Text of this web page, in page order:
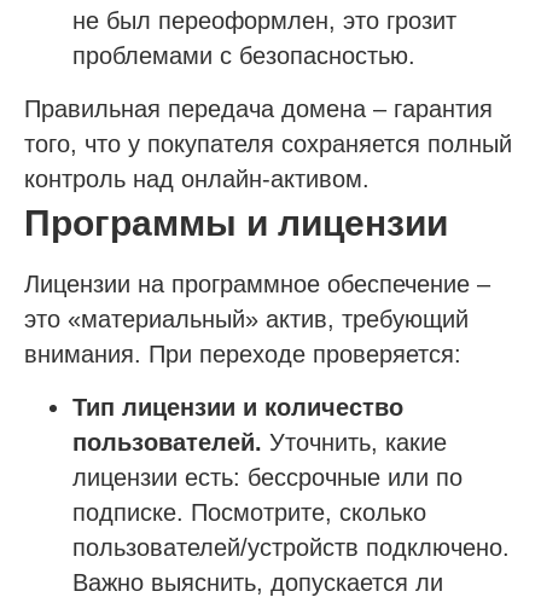
не был переоформлен, это грозит
проблемами с безопасностью.
Правильная передача домена – гарантия
того, что у покупателя сохраняется полный
контроль над онлайн-активом.
Программы и лицензии
Лицензии на программное обеспечение –
это «материальный» актив, требующий
внимания. При переходе проверяется:
Тип лицензии и количество
пользователей. Уточнить, какие
лицензии есть: бессрочные или по
подписке. Посмотрите, сколько
пользователей/устройств подключено.
Важно выяснить, допускается ли